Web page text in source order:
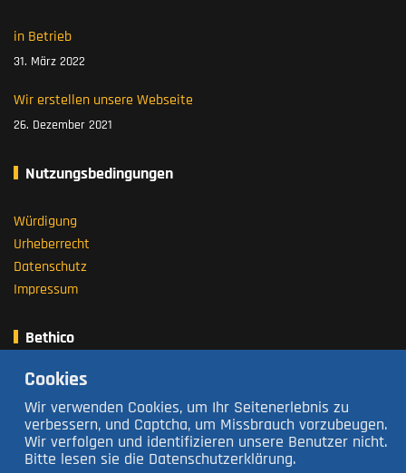
in Betrieb
31. März 2022
Wir erstellen unsere Webseite
26. Dezember 2021
Nutzungsbedingungen
Würdigung
Urheberrecht
Datenschutz
Impressum
Bethico
Über uns
Andere Bethico Seiten
Cookies
Wir verwenden Cookies, um Ihr Seitenerlebnis zu
verbessern, und Captcha, um Missbrauch vorzubeugen.
Wir verfolgen und identifizieren unsere Benutzer nicht.
Bitte lesen sie die Datenschutzerklärung.